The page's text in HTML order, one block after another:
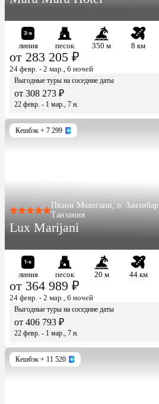
линия песок 350 м 8 км
от 283 205 ₽
24 февр. - 2 мар., 6 ночей
Выгодные туры на соседние даты
от 308 273 ₽
22 февр. - 1 мар., 7 н.
Кешбэк + 7 299
Пвани Мчангани, о. Занзибар,
Танзания
Lux Marijani
линия песок 20 м 44 км
от 364 989 ₽
24 февр. - 2 мар., 6 ночей
Выгодные туры на соседние даты
от 406 793 ₽
22 февр. - 1 мар., 7 н.
Кешбэк + 11 520